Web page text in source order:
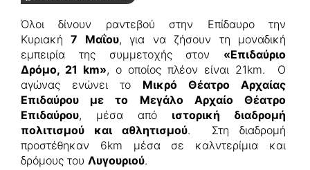
Όλοι δίνουν ραντεβού στην Επίδαυρο την
Κυριακή7 Μαΐου, για να ζήσουν τη μοναδική
εμπειρία της συμμετοχής στον «Επιδαύριο
Δρόμο, 21 km», ο οποίος πλέον είναι 21km. Ο
αγώνας ενώνει το Μικρό Θέατρο Αρχαίας
Επιδαύρου με το Μεγάλο Αρχαίο Θέατρο
Επιδαύρου, μέσα από ιστορική διαδρομή
πολιτισμού και αθλητισμού. Στη διαδρομή
προστέθηκαν 6km μέσα σε καλντερίμια και
δρόμους του Λυγουριού.